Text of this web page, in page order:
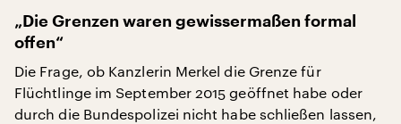
„Die Grenzen waren gewissermaßen formal
offen“
Die Frage, ob Kanzlerin Merkel die Grenze für
Flüchtlinge im September 2015 geöffnet habe oder
durch die Bundespolizei nicht habe schließen lassen,